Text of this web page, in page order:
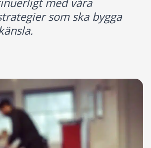
som ska bygga